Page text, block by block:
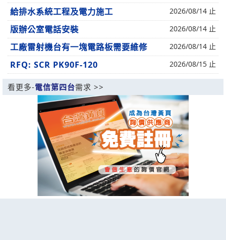
給排水系統工程及電力施工 2026/08/14 止
版辦公室電話安裝 2026/08/14 止
工廠雷射機台有一塊電路板需要維修 2026/08/14 止
RFQ: SCR PK90F-120 2026/08/15 止
看更多-電信第四台需求 >>